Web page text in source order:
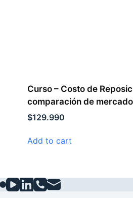
Curso – Costo de
comparación de mercado
$129.990
Add to cart